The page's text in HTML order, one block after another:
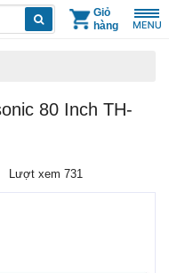
Giỏ
hàng
80 Inch TH-
Lượt xem 731